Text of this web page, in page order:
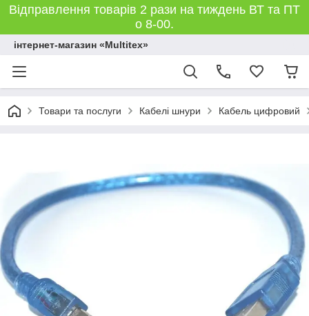
Відправлення товарів 2 рази на тиждень ВТ та ПТ
о 8-00.
інтернет-магазин «Multitex»
Товари та послуги Кабелі шнури Кабель цифровий